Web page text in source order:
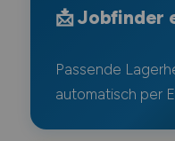
📩 Jobfinder
Passende
automatisch per